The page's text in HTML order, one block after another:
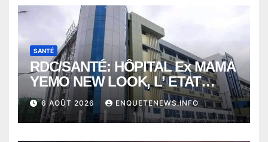
SANTÉ
RDC/SANTÉ: HÔPITAL Ex MAMA
YEMO NEW LOOK, L’ ETAT
PERD LE CONTROLE
6 AOÛT 2026 ENQUETENEWS.INFO